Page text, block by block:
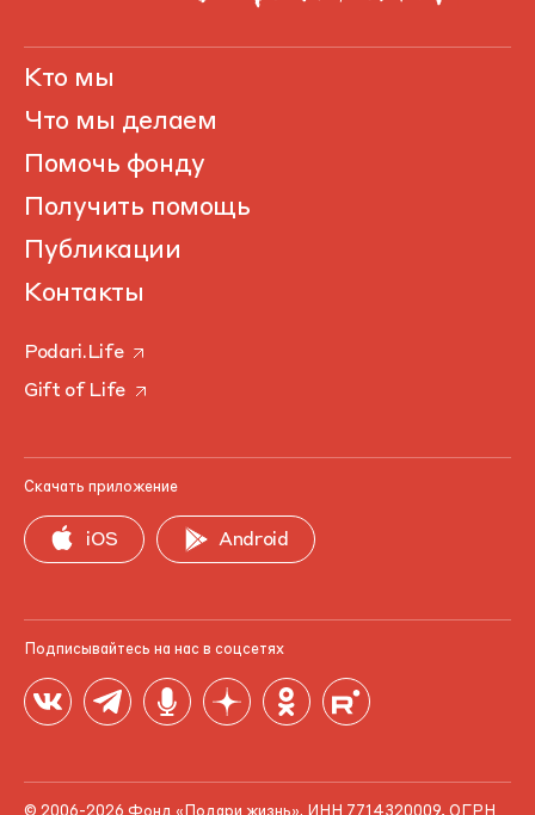
Кто мы
Что мы делаем
Помочь фонду
Получить помощь
Публикации
Контакты
Podari.Life
Gift of Life
Скачать приложение
iOS Android
Подписывайтесь на нас в соцсетях